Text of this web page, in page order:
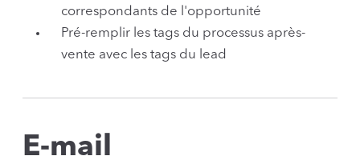
correspondants de l'opportunité
Pré-remplir les tags du processus après-
vente avec les tags du lead
E-mail